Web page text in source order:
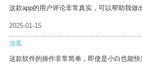
这款app的用户评论非常真实，可以帮助我做
2025-01-15
游客
这款软件的操作非常简单，即使是小白也能快